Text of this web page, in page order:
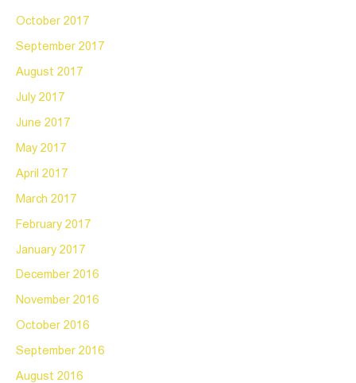
October 2017
September 2017
August 2017
July 2017
June 2017
May 2017
April 2017
March 2017
February 2017
January 2017
December 2016
November 2016
October 2016
September 2016
August 2016